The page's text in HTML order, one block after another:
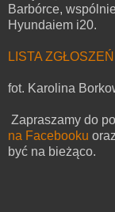
Barbórce,
Hyundaiem i20.
LISTA ZGŁOSZEŃ
fot. Karolina
Zapraszamy do
na Facebooku
być na bieżąco.